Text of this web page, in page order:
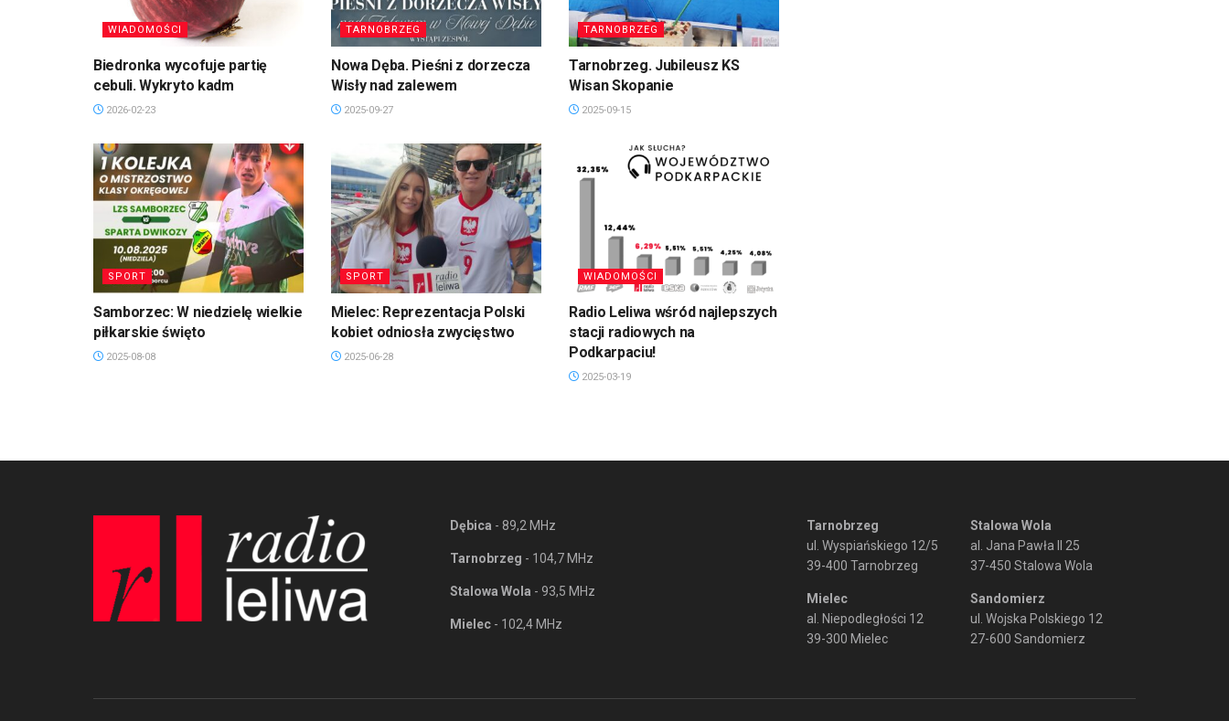
WIADOMOŚCI
Biedronka wycofuje partię
cebuli. Wykryto kadm
2026-02-23
TARNOBRZEG
Nowa Dęba. Pieśni z dorzecza
Wisły nad zalewem
2025-09-27
TARNOBRZEG
Tarnobrzeg. Jubileusz KS
Wisan Skopanie
2025-09-15
SPORT
Samborzec: W niedzielę wielkie
piłkarskie święto
2025-08-08
SPORT
Mielec: Reprezentacja Polski
kobiet odniosła zwycięstwo
2025-06-28
WIADOMOŚCI
Radio Leliwa wśród najlepszych
stacji radiowych na
Podkarpaciu!
2025-03-19
Dębica - 89,2 MHz
Tarnobrzeg - 104,7 MHz
Stalowa Wola - 93,5 MHz
Mielec - 102,4 MHz
Tarnobrzeg
ul. Wyspiańskiego 12/5
39-400 Tarnobrzeg
Mielec
al. Niepodległości 12
39-300 Mielec
Stalowa Wola
al. Jana Pawła II 25
37-450 Stalowa Wola
Sandomierz
ul. Wojska Polskiego 12
27-600 Sandomierz